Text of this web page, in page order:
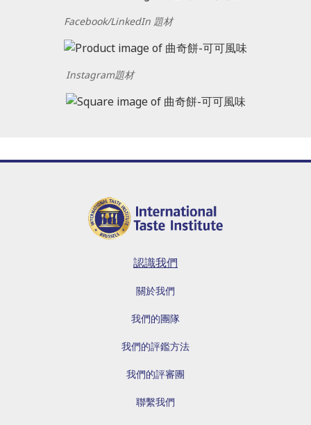
Facebook/LinkedIn 題材
Instagram題材
認識我們
關於我們
我們的團隊
我們的評鑑方法
我們的評審團
聯繫我們